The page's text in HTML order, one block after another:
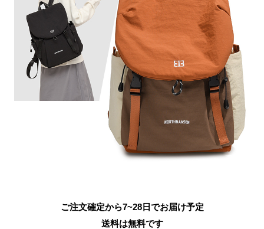
ご注文確定から7~28日でお届け予定
送料は無料です